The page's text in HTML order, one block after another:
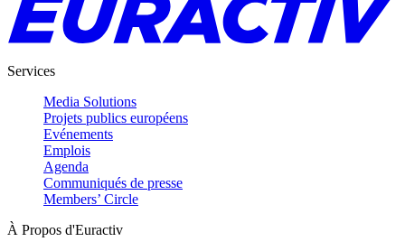
Services
Media Solutions
Projets publics européens
Evénements
Emplois
Agenda
Communiqués de presse
Members’ Circle
À Propos d'Euractiv